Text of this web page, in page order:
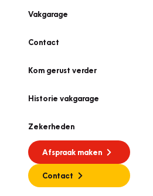
Vakgarage
Contact
Kom gerust verder
Historie vakgarage
Zekerheden
Afspraak maken
Contact